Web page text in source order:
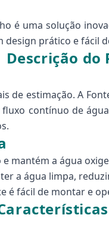
é uma solução
prático e fácil
Descrição do
de estimação. A
contínuo de
mantém a água
a água limpa,
é fácil de montar e